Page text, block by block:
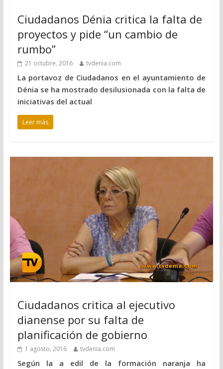
Ciudadanos Dénia critica la falta de
proyectos y pide “un cambio de
rumbo”
21 octubre, 2016 tvdenia.com
La portavoz de Ciudadanos en el ayuntamiento de
Dénia se ha mostrado desilusionada con la falta de
iniciativas del actual
Leer más
Ciudadanos critica al ejecutivo
dianense por su falta de
planificación de gobierno
1 agosto, 2016 tvdenia.com
Según la a edil de la formación naranja ha